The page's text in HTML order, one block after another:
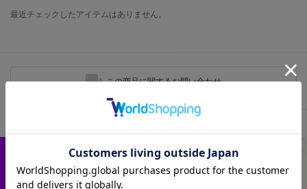
最近チェックしたアイテムはありません。
この商品に関するお問い合わせ